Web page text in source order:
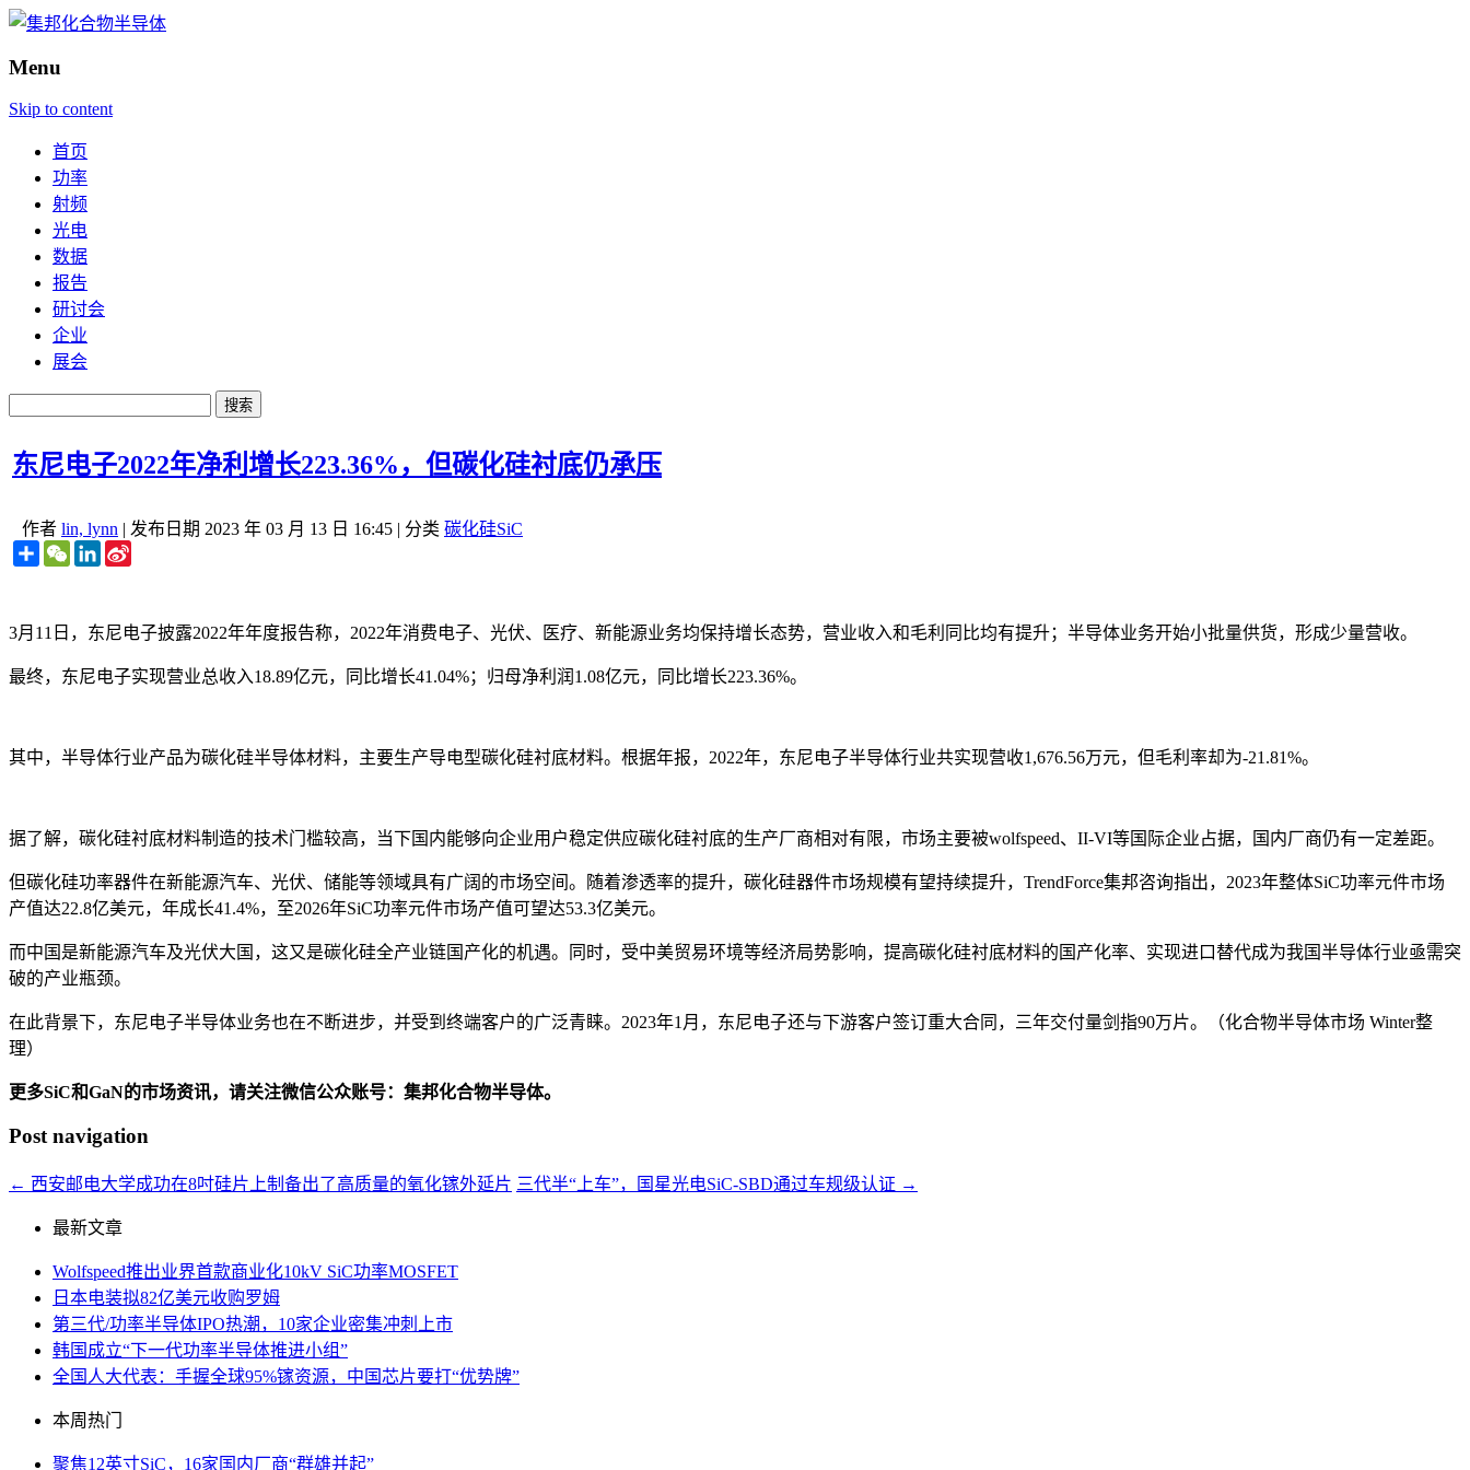
Menu
Skip to content
首页
功率
射频
光电
数据
报告
研讨会
企业
展会
东尼电子2022年净利增长223.36%，但碳化硅衬底仍承压
作者 lin, lynn | 发布日期 2023 年 03 月 13 日 16:45 | 分类 碳化硅SiC
ShareWeChatLinkedIn
3月11日，东尼电子披露2022年年度报告称，2022年消费电子、光伏、医疗、新能源业务均保持增长态势，营业收入和毛利同比均有提升；半导体业务开始小批量供货，形成少量营收。
最终，东尼电子实现营业总收入18.89亿元，同比增长41.04%；归母净利润1.08亿元，同比增长223.36%。
其中，半导体行业产品为碳化硅半导体材料，主要生产导电型碳化硅衬底材料。根据年报，2022年，东尼电子半导体行业共实现营收1,676.56万元，但毛利率却为-21.81%。
据了解，碳化硅衬底材料制造的技术门槛较高，当下国内能够向企业用户稳定供应碳化硅衬底的生产厂商相对有限，市场主要被wolfspeed、II-VI等国际企业占据，国内厂商仍有一定差距。
但碳化硅功率器件在新能源汽车、光伏、储能等领域具有广阔的市场空间。随着渗透率的提升，碳化硅器件市场规模有望持续提升，TrendForce集邦咨询指出，2023年整体SiC功率元件市场
产值达22.8亿美元，年成长41.4%，至2026年SiC功率元件市场产值可望达53.3亿美元。
而中国是新能源汽车及光伏大国，这又是碳化硅全产业链国产化的机遇。同时，受中美贸易环境等经济局势影响，提高碳化硅衬底材料的国产化率、实现进口替代成为我国半导体行业亟需突
破的产业瓶颈。
在此背景下，东尼电子半导体业务也在不断进步，并受到终端客户的广泛青睐。2023年1月，东尼电子还与下游客户签订重大合同，三年交付量剑指90万片。（化合物半导体市场 Winter整
理）
更多SiC和GaN的市场资讯，请关注微信公众账号：集邦化合物半导体。
Post navigation
← 西安邮电大学成功在8吋硅片上制备出了高质量的氧化镓外延片 三代半“上车”，国星光电SiC-SBD通过车规级认证 →
最新文章
Wolfspeed推出业界首款商业化10kV SiC功率MOSFET
日本电装拟82亿美元收购罗姆
第三代/功率半导体IPO热潮，10家企业密集冲刺上市
韩国成立“下一代功率半导体推进小组”
全国人大代表：手握全球95%镓资源，中国芯片要打“优势牌”
本周热门
聚焦12英寸SiC，16家国内厂商“群雄并起”